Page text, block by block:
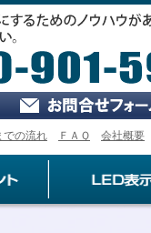
での流れ ＦＡＱ 会社概要